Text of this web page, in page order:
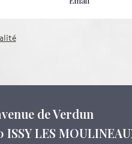
de Verdun
ISSY LES